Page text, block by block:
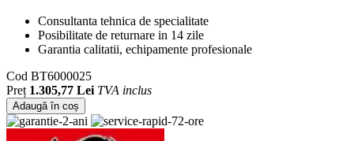
Consultanta tehnica de specialitate
Posibilitate de returnare in 14 zile
Garantia calitatii, echipamente profesionale
Cod BT6000025
Preț 1.305,77 Lei TVA inclus
Adaugă în coș